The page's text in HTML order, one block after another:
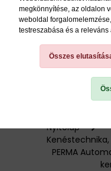
megkönnyítése, az oldalon
weboldal
testreszabása és a
Összes
KÉZISZERSZÁMOK
Nyitólap
PERMA